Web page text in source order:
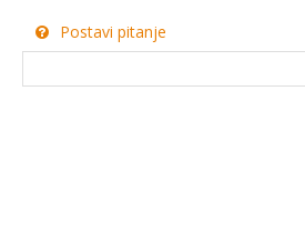
Postavi pitanje